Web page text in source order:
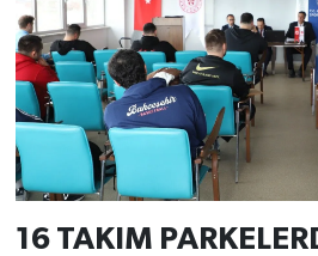
16 TAKIM
Magazin
Otomobil
Pazarlar
Politika